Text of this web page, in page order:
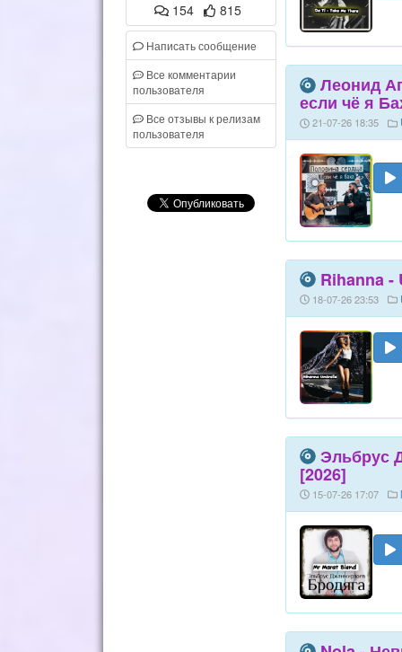
154 815
Написать сообщение
Все комментарии
пользователя
Все отзывы к релизам
пользователя
Леонид
если чё я
21-07-26 18:35
Rihanna -
18-07-26 23:53
Эльбрус
[2026]
15-07-26 17:07